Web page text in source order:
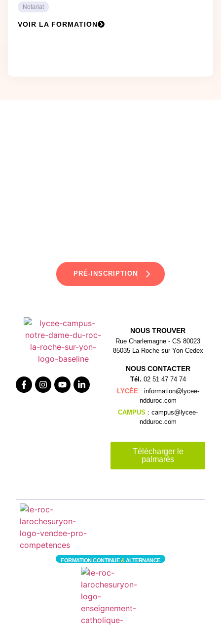
Notariat
VOIR LA FORMATION
PRÉ-INSCRIPTION
NOUS TROUVER
Rue Charlemagne - CS 80023
85035 La Roche sur Yon Cedex
NOUS CONTACTER
Tél. 02 51 47 74 74
LYCÉE : information@lycee-
ndduroc.com
CAMPUS : campus@lycee-
ndduroc.com
Télécharger le
palmarès
FORMATION CONTINUE&ALTERNANCE